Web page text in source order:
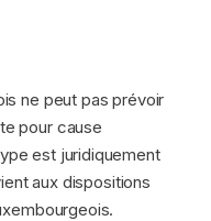
ne peut pas prévoir
pour cause
est juridiquement
aux dispositions